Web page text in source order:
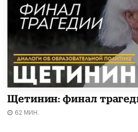
Щетинин: финал
62 МИН.